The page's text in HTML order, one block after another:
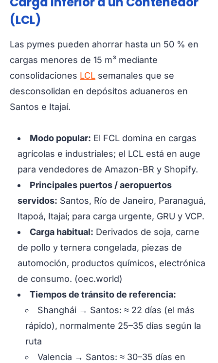
(LCL)
Las pymes pueden ahorrar hasta un 50 % en
cargas menores de 15 m³ mediante
consolidaciones LCL semanales que se
desconsolidan en depósitos aduaneros en
Santos e Itajaí.
Modo popular: El FCL domina en cargas
agrícolas e industriales; el LCL está en auge
para vendedores de Amazon-BR y Shopify.
Principales puertos / aeropuertos
servidos: Santos, Río de Janeiro, Paranaguá,
Itapoá, Itajaí; para carga urgente, GRU y VCP.
Carga habitual: Derivados de soja, carne
de pollo y ternera congelada, piezas de
automoción, productos químicos, electrónica
de consumo. (oec.world)
Tiempos de tránsito de referencia:
Shanghái → Santos: ≈ 22 días (el más
rápido), normalmente 25–35 días según la
ruta
Valencia → Santos: ≈ 30–35 días en